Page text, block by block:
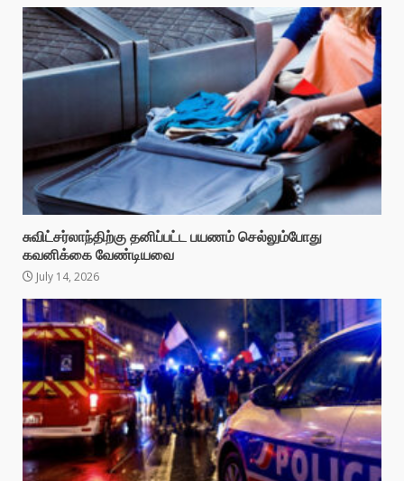
சுவிட்சர்லாந்திற்கு தனிப்பட்ட பயணம் செல்லும்போது
கவனிக்கை வேண்டியவை
July 14, 2026